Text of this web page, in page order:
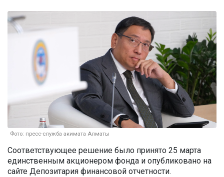
Фото: пресс-служба акимата Алматы
Соответствующее решение было принято 25 марта
единственным акционером фонда и опубликовано на
сайте Депозитария финансовой отчетности.